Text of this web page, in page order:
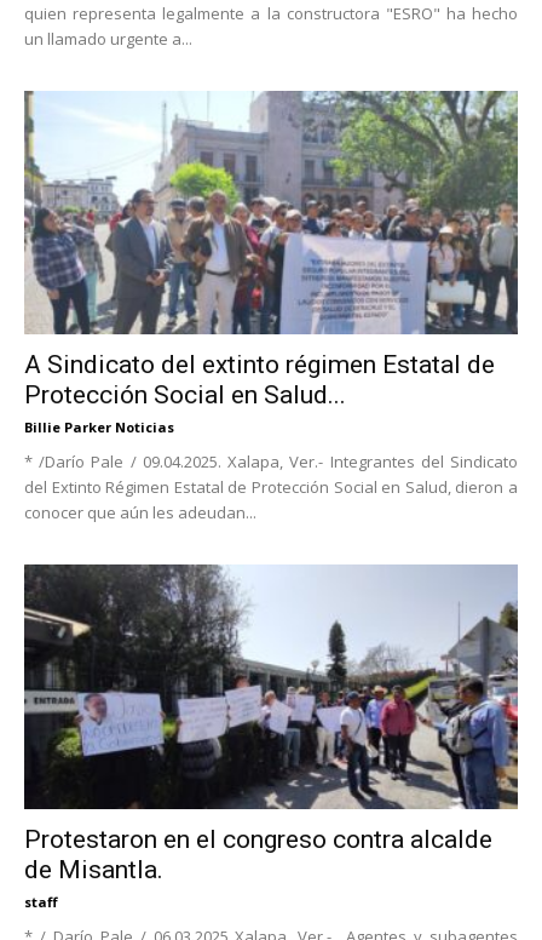
quien representa legalmente a la constructora "ESRO" ha hecho
un llamado urgente a...
A Sindicato del extinto régimen Estatal de
Protección Social en Salud...
Billie Parker Noticias
* /Darío Pale / 09.04.2025. Xalapa, Ver.- Integrantes del Sindicato
del Extinto Régimen Estatal de Protección Social en Salud, dieron a
conocer que aún les adeudan...
Protestaron en el congreso contra alcalde
de Misantla.
staff